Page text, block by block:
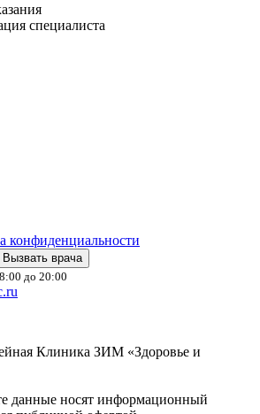
специалиста
конфиденциальности
Вызвать врача
до 20:00
Клиника ЗИМ «Здоровье и
данные носят информационный